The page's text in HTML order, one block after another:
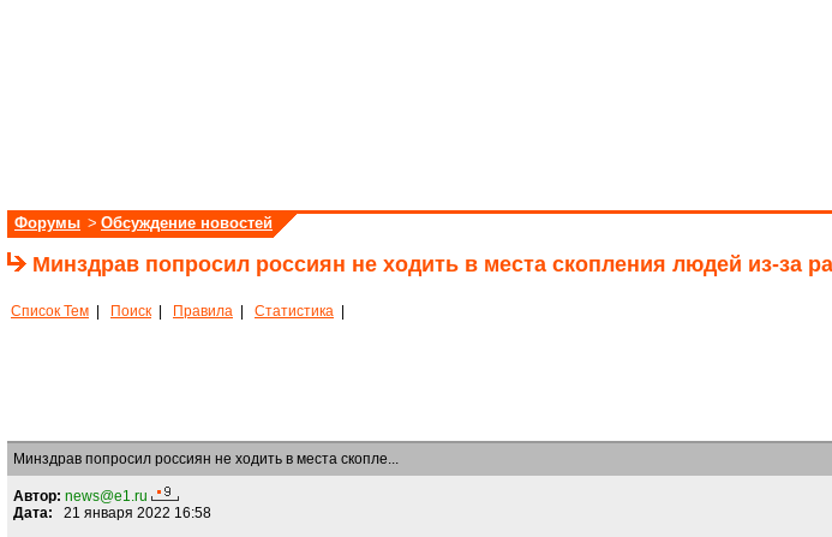
Форумы > Обсуждение новостей
Минздрав попросил россиян не ходить в места скопления людей из-за
Список Тем Поиск Правила Статистика
Минздрав попросил россиян не ходить в места скопле...
Автор: news@e1.ru
Дата: 21 января 2022 16:58